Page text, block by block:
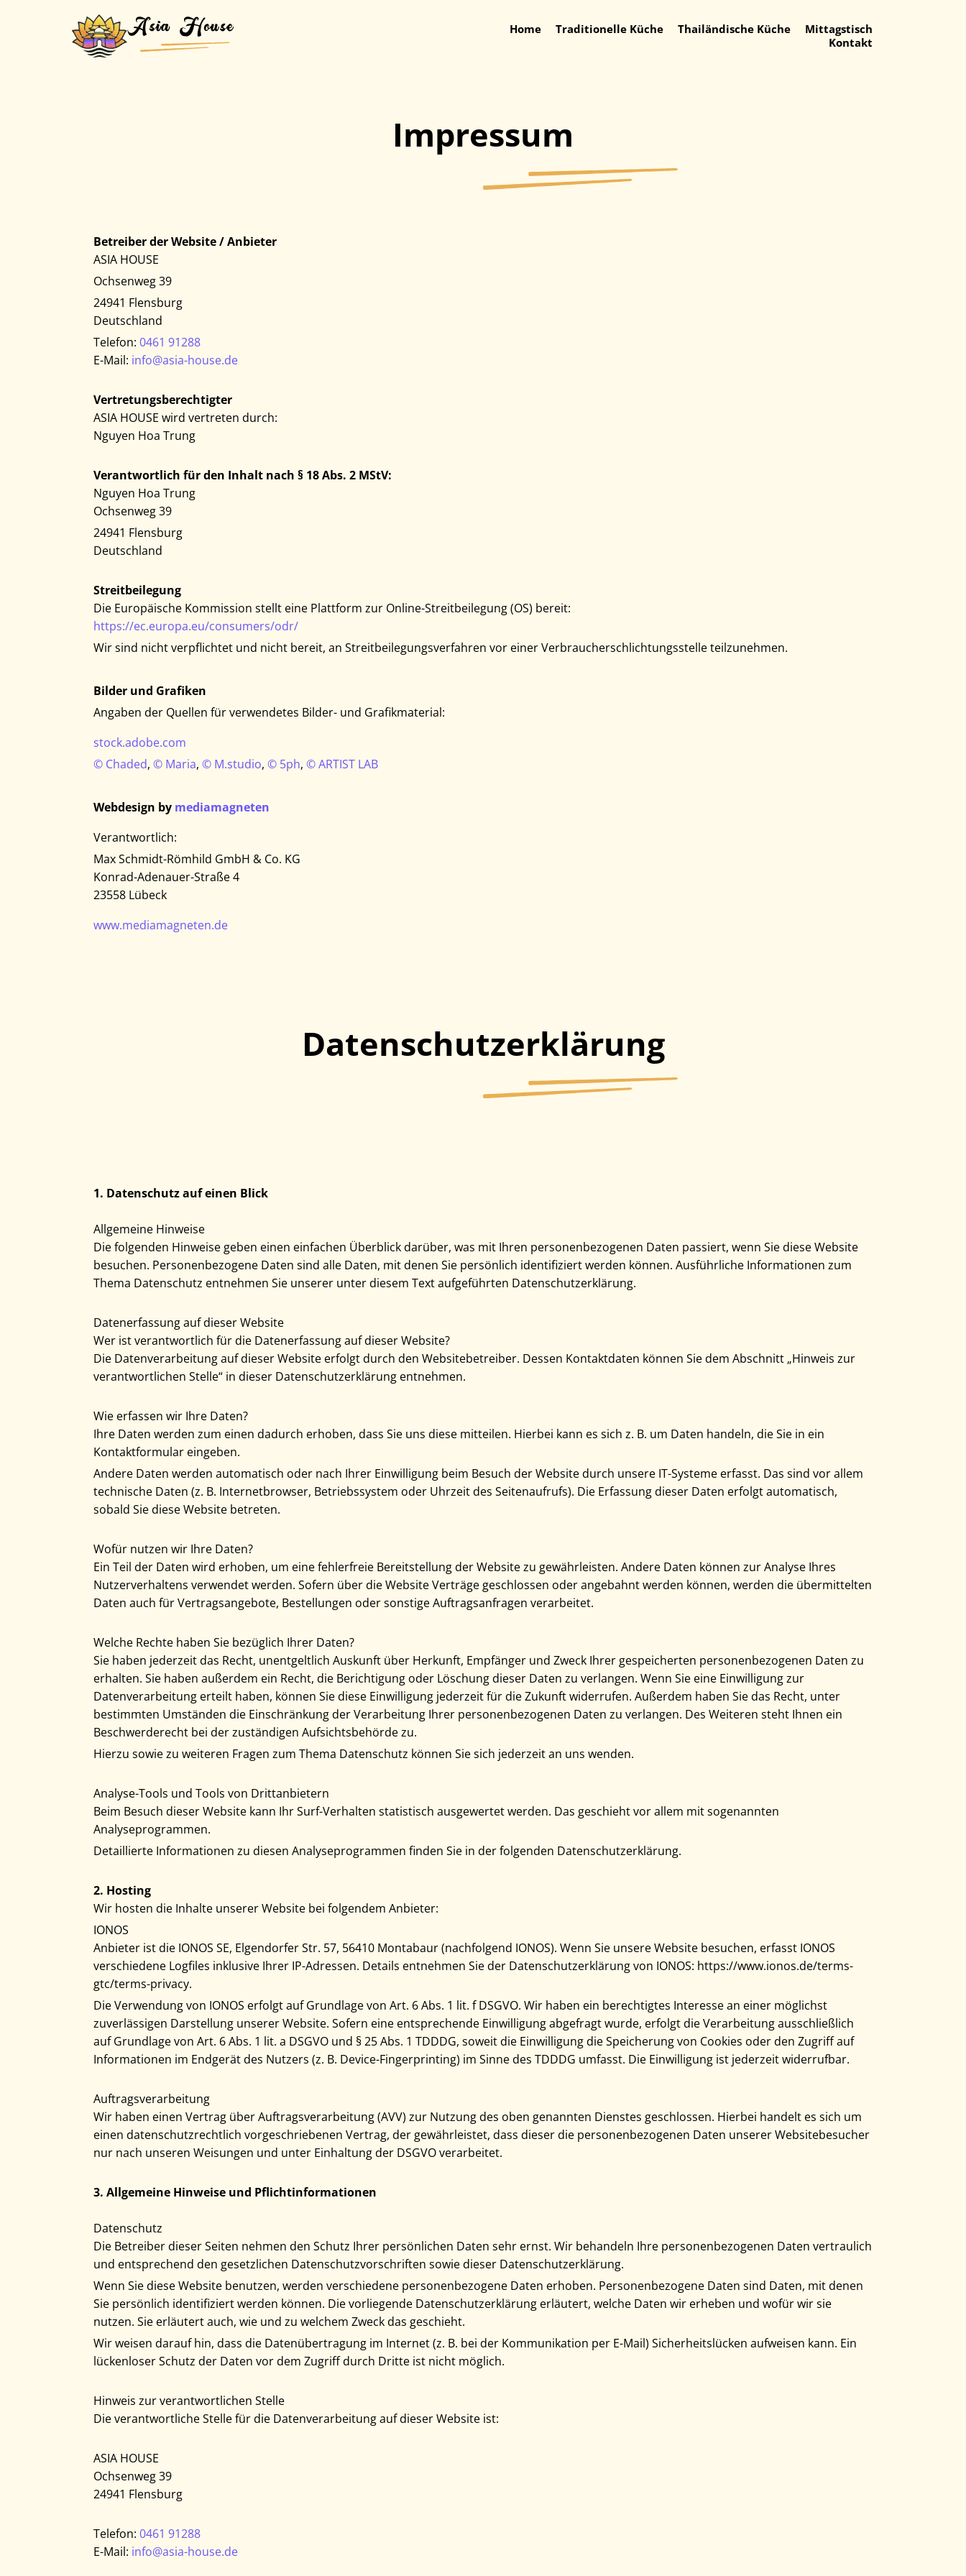
Home
Traditionelle Küche Thailändische Küche
Mittagstisch
Kontakt
Impressum
Betreiber der Website / Anbieter
ASIA HOUSE
Ochsenweg 39
24941 Flensburg
Deutschland
Telefon: 0461 91288
E-Mail: info@asia-house.de
Vertretungsberechtigter
ASIA HOUSE wird vertreten durch:
Nguyen Hoa Trung
Verantwortlich für den Inhalt nach § 18 Abs. 2 MStV:
Nguyen Hoa Trung
Ochsenweg 39
24941 Flensburg
Deutschland
Streitbeilegung
Die Europäische Kommission stellt eine Plattform zur Online-Streitbeilegung (OS) bereit:
https://ec.europa.eu/consumers/odr/
Wir sind nicht verpflichtet und nicht bereit, an Streitbeilegungsverfahren vor einer Verbraucherschlichtungsstelle teilzunehmen.
Bilder und Grafiken
Angaben der Quellen für verwendetes Bilder- und Grafikmaterial:
stock.adobe.com
© Chaded, © Maria, © M.studio, © 5ph, © ARTIST LAB
Webdesign by mediamagneten
Verantwortlich:
Max Schmidt-Römhild GmbH & Co. KG
Konrad-Adenauer-Straße 4
23558 Lübeck
www.mediamagneten.de
Datenschutzerklärung
1. Datenschutz auf einen Blick
Allgemeine Hinweise
Die folgenden Hinweise geben einen einfachen Überblick darüber, was mit Ihren personenbezogenen Daten passiert, wenn Sie diese Website
besuchen. Personenbezogene Daten sind alle Daten, mit denen Sie persönlich identifiziert werden können. Ausführliche Informationen zum
Thema Datenschutz entnehmen Sie unserer unter diesem Text aufgeführten Datenschutzerklärung.
Datenerfassung auf dieser Website
Wer ist verantwortlich für die Datenerfassung auf dieser Website?
Die Datenverarbeitung auf dieser Website erfolgt durch den Websitebetreiber. Dessen Kontaktdaten können Sie dem Abschnitt „Hinweis zur
verantwortlichen Stelle“ in dieser Datenschutzerklärung entnehmen.
Wie erfassen wir Ihre Daten?
Ihre Daten werden zum einen dadurch erhoben, dass Sie uns diese mitteilen. Hierbei kann es sich z. B. um Daten handeln, die Sie in ein
Kontaktformular eingeben.
Andere Daten werden automatisch oder nach Ihrer Einwilligung beim Besuch der Website durch unsere IT-Systeme erfasst. Das sind vor allem
technische Daten (z. B. Internetbrowser, Betriebssystem oder Uhrzeit des Seitenaufrufs). Die Erfassung dieser Daten erfolgt automatisch,
sobald Sie diese Website betreten.
Wofür nutzen wir Ihre Daten?
Ein Teil der Daten wird erhoben, um eine fehlerfreie Bereitstellung der Website zu gewährleisten. Andere Daten können zur Analyse Ihres
Nutzerverhaltens verwendet werden. Sofern über die Website Verträge geschlossen oder angebahnt werden können, werden die übermittelten
Daten auch für Vertragsangebote, Bestellungen oder sonstige Auftragsanfragen verarbeitet.
Welche Rechte haben Sie bezüglich Ihrer Daten?
Sie haben jederzeit das Recht, unentgeltlich Auskunft über Herkunft, Empfänger und Zweck Ihrer gespeicherten personenbezogenen Daten zu
erhalten. Sie haben außerdem ein Recht, die Berichtigung oder Löschung dieser Daten zu verlangen. Wenn Sie eine Einwilligung zur
Datenverarbeitung erteilt haben, können Sie diese Einwilligung jederzeit für die Zukunft widerrufen. Außerdem haben Sie das Recht, unter
bestimmten Umständen die Einschränkung der Verarbeitung Ihrer personenbezogenen Daten zu verlangen. Des Weiteren steht Ihnen ein
Beschwerderecht bei der zuständigen Aufsichtsbehörde zu.
Hierzu sowie zu weiteren Fragen zum Thema Datenschutz können Sie sich jederzeit an uns wenden.
Analyse-Tools und Tools von Dritt­anbietern
Beim Besuch dieser Website kann Ihr Surf-Verhalten statistisch ausgewertet werden. Das geschieht vor allem mit sogenannten
Analyseprogrammen.
Detaillierte Informationen zu diesen Analyseprogrammen finden Sie in der folgenden Datenschutzerklärung.
2. Hosting
Wir hosten die Inhalte unserer Website bei folgendem Anbieter:
IONOS
Anbieter ist die IONOS SE, Elgendorfer Str. 57, 56410 Montabaur (nachfolgend IONOS). Wenn Sie unsere Website besuchen, erfasst IONOS
verschiedene Logfiles inklusive Ihrer IP-Adressen. Details entnehmen Sie der Datenschutzerklärung von IONOS: https://www.ionos.de/terms-
gtc/terms-privacy.
Die Verwendung von IONOS erfolgt auf Grundlage von Art. 6 Abs. 1 lit. f DSGVO. Wir haben ein berechtigtes Interesse an einer möglichst
zuverlässigen Darstellung unserer Website. Sofern eine entsprechende Einwilligung abgefragt wurde, erfolgt die Verarbeitung ausschließlich
auf Grundlage von Art. 6 Abs. 1 lit. a DSGVO und § 25 Abs. 1 TDDDG, soweit die Einwilligung die Speicherung von Cookies oder den Zugriff auf
Informationen im Endgerät des Nutzers (z. B. Device-Fingerprinting) im Sinne des TDDDG umfasst. Die Einwilligung ist jederzeit widerrufbar.
Auftragsverarbeitung
Wir haben einen Vertrag über Auftragsverarbeitung (AVV) zur Nutzung des oben genannten Dienstes geschlossen. Hierbei handelt es sich um
einen datenschutzrechtlich vorgeschriebenen Vertrag, der gewährleistet, dass dieser die personenbezogenen Daten unserer Websitebesucher
nur nach unseren Weisungen und unter Einhaltung der DSGVO verarbeitet.
3. Allgemeine Hinweise und Pflicht­informationen
Datenschutz
Die Betreiber dieser Seiten nehmen den Schutz Ihrer persönlichen Daten sehr ernst. Wir behandeln Ihre personenbezogenen Daten vertraulich
und entsprechend den gesetzlichen Datenschutzvorschriften sowie dieser Datenschutzerklärung.
Wenn Sie diese Website benutzen, werden verschiedene personenbezogene Daten erhoben. Personenbezogene Daten sind Daten, mit denen
Sie persönlich identifiziert werden können. Die vorliegende Datenschutzerklärung erläutert, welche Daten wir erheben und wofür wir sie
nutzen. Sie erläutert auch, wie und zu welchem Zweck das geschieht.
Wir weisen darauf hin, dass die Datenübertragung im Internet (z. B. bei der Kommunikation per E-Mail) Sicherheitslücken aufweisen kann. Ein
lückenloser Schutz der Daten vor dem Zugriff durch Dritte ist nicht möglich.
Hinweis zur verantwortlichen Stelle
Die verantwortliche Stelle für die Datenverarbeitung auf dieser Website ist:
ASIA HOUSE
Ochsenweg 39
24941 Flensburg
Telefon: 0461 91288
E-Mail: info@asia-house.de